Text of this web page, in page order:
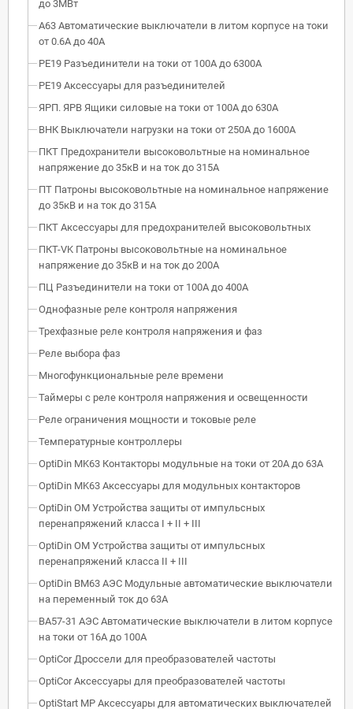
до 3МВт
А63 Автоматические выключатели в литом корпусе на токи
от 0.6А до 40А
РЕ19 Разъединители на токи от 100А до 6300А
РЕ19 Аксессуары для разъединителей
ЯРП. ЯРВ Ящики силовые на токи от 100А до 630А
ВНК Выключатели нагрузки на токи от 250А до 1600А
ПКТ Предохранители высоковольтные на номинальное
напряжение до 35кВ и на ток до 315А
ПТ Патроны высоковольтные на номинальное напряжение
до 35кВ и на ток до 315А
ПКТ Аксессуары для предохранителей высоковольтных
ПКТ-VK Патроны высоковольтные на номинальное
напряжение до 35кВ и на ток до 200А
ПЦ Разъединители на токи от 100А до 400А
Однофазные реле контроля напряжения
Трехфазные реле контроля напряжения и фаз
Реле выбора фаз
Многофункциональные реле времени
Таймеры с реле контроля напряжения и освещенности
Реле ограничения мощности и токовые реле
Температурные контроллеры
OptiDin MK63 Контакторы модульные на токи от 20А до 63А
OptiDin MK63 Аксессуары для модульных контакторов
OptiDin OM Устройства защиты от импульсных
перенапряжений класса I + II + III
OptiDin OM Устройства защиты от импульсных
перенапряжений класса II + III
OptiDin BM63 АЭС Модульные автоматические выключатели
на переменный ток до 63А
ВА57-31 АЭС Автоматические выключатели в литом корпусе
на токи от 16А до 100А
OptiCor Дроссели для преобразователей частоты
OptiCor Аксессуары для преобразователей частоты
OptiStart MP Аксессуары для автоматических выключателей